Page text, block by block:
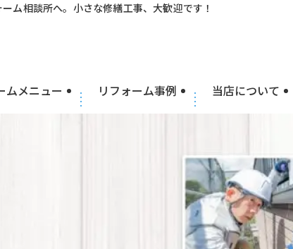
ム相談所へ。小さな修繕工事、大歓迎です！
ムメニュー リフォーム事例 当店について